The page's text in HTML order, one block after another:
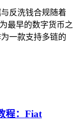
反洗钱合规随着
最早的数字货币之
一款支持多链的
程：Fiat